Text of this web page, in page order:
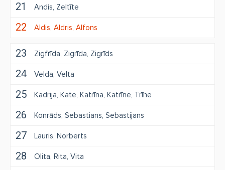
21 Andis Zeltīte
22 Aldis Aldris Alfons
23 Zigfrīda Zigrīda Zigrīds
24 Velda Velta
25 Kadrija Kate Katrīna Katrīne Trīne
26 Konrāds Sebastians Sebastijans
27 Lauris Norberts
28 Olita Rita Vita